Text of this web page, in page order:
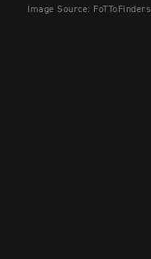
Image Source: FoTToFinders